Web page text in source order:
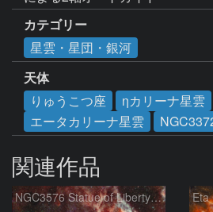
カテゴリー
星雲・星団・銀河
天体
りゅうこつ座
ηカリーナ星雲
エータカリーナ星雲
関連作品
NGC3576 Statue of Liberty Nebula ＆ Gum37 Southern Tadpoles Eta